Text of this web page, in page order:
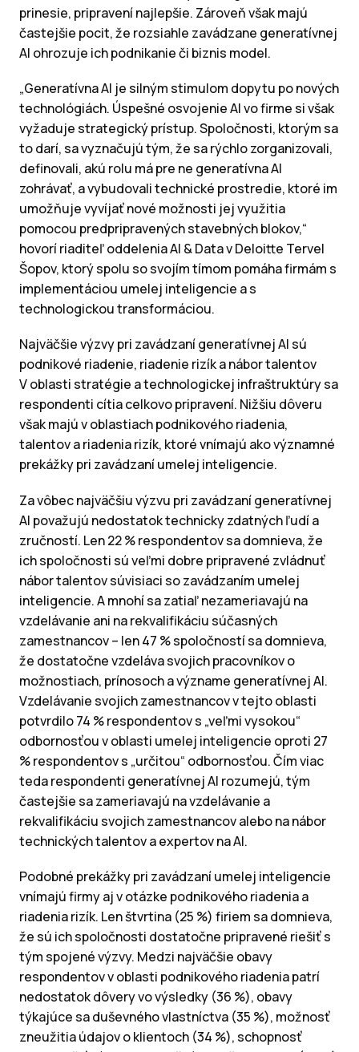
prinesie, pripravení najlepšie. Zároveň však majú
častejšie pocit, že rozsiahle zavádzane generatívnej
AI ohrozuje ich podnikanie či biznis model.
„Generatívna AI je silným stimulom dopytu po nových
technológiách. Úspešné osvojenie AI vo firme si však
vyžaduje strategický prístup. Spoločnosti, ktorým sa
to darí, sa vyznačujú tým, že sa rýchlo zorganizovali,
definovali, akú rolu má pre ne generatívna AI
zohrávať, a vybudovali technické prostredie, ktoré im
umožňuje vyvíjať nové možnosti jej využitia
pomocou predpripravených stavebných blokov,“
hovorí riaditeľ oddelenia AI & Data v Deloitte Tervel
Šopov, ktorý spolu so svojím tímom pomáha firmám s
implementáciou umelej inteligencie a s
technologickou transformáciou.
Najväčšie výzvy pri zavádzaní generatívnej AI sú
podnikové riadenie, riadenie rizík a nábor talentov
V oblasti stratégie a technologickej infraštruktúry sa
respondenti cítia celkovo pripravení. Nižšiu dôveru
však majú v oblastiach podnikového riadenia,
talentov a riadenia rizík, ktoré vnímajú ako významné
prekážky pri zavádzaní umelej inteligencie.
Za vôbec najväčšiu výzvu pri zavádzaní generatívnej
AI považujú nedostatok technicky zdatných ľudí a
zručností. Len 22 % respondentov sa domnieva, že
ich spoločnosti sú veľmi dobre pripravené zvládnuť
nábor talentov súvisiaci so zavádzaním umelej
inteligencie. A mnohí sa zatiaľ nezameriavajú na
vzdelávanie ani na rekvalifikáciu súčasných
zamestnancov – len 47 % spoločností sa domnieva,
že dostatočne vzdeláva svojich pracovníkov o
možnostiach, prínosoch a význame generatívnej AI.
Vzdelávanie svojich zamestnancov v tejto oblasti
potvrdilo 74 % respondentov s „veľmi vysokou“
odbornosťou v oblasti umelej inteligencie oproti 27
% respondentov s „určitou“ odbornosťou. Čím viac
teda respondenti generatívnej AI rozumejú, tým
častejšie sa zameriavajú na vzdelávanie a
rekvalifikáciu svojich zamestnancov alebo na nábor
technických talentov a expertov na AI.
Podobné prekážky pri zavádzaní umelej inteligencie
vnímajú firmy aj v otázke podnikového riadenia a
riadenia rizík. Len štvrtina (25 %) firiem sa domnieva,
že sú ich spoločnosti dostatočne pripravené riešiť s
tým spojené výzvy. Medzi najväčšie obavy
respondentov v oblasti podnikového riadenia patrí
nedostatok dôvery vo výsledky (36 %), obavy
týkajúce sa duševného vlastníctva (35 %), možnosť
zneužitia údajov o klientoch (34 %), schopnosť